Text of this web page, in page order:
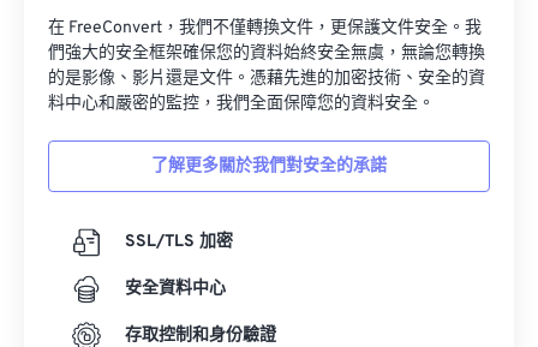
在 FreeConvert，我們不僅轉換文件，更保護文件安全。我
們強大的安全框架確保您的資料始終安全無虞，無論您轉換
的是影像、影片還是文件。憑藉先進的加密技術、安全的資
料中心和嚴密的監控，我們全面保障您的資料安全。
了解更多關於我們對安全的承諾
SSL/TLS 加密
安全資料中心
存取控制和身份驗證